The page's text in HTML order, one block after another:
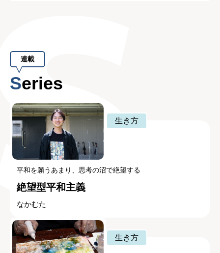
連載
Series
生き方
平和を願うあまり、思考の沼で絶望する
絶望型平和主義
なかむた
生き方